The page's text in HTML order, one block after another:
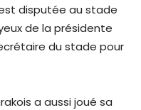
disputée au stade
de la présidente
du stade pour
a aussi joué sa